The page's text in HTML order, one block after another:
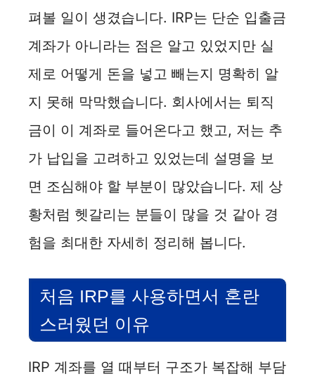
d
e
o
펴볼 일이 생겼습니다. IRP는 단순 입출금
계좌가 아니라는 점은 알고 있었지만 실
제로 어떻게 돈을 넣고 빼는지 명확히 알
지 못해 막막했습니다. 회사에서는 퇴직
금이 이 계좌로 들어온다고 했고, 저는 추
가 납입을 고려하고 있었는데 설명을 보
면 조심해야 할 부분이 많았습니다. 제 상
황처럼 헷갈리는 분들이 많을 것 같아 경
험을 최대한 자세히 정리해 봅니다.
처음 IRP를 사용하면서 혼란
스러웠던 이유
IRP 계좌를 열 때부터 구조가 복잡해 부담